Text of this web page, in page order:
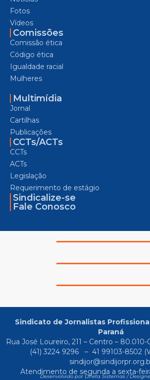
Fotos
Vídeos
Comissões
Comissão ética
Código ética
Igualdade racial
Mulheres
Multimídia
Jornal
Cartilhas
Publicações
CCTs/ACTs
CCTs
ACTs
Legislação
Requerimento de estágio
Sindicalize-se
Fale Conosco
Sindicato de Jornalistas
Paraná
Rua José Loureiro, 211 – Centro –
(41) 3224 9296
– 41 99103-8502
Atendimento de segunda a sexta-
Desenvolvido por Direta Sistemas /